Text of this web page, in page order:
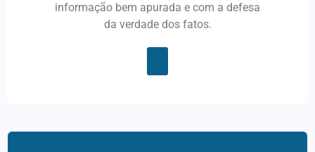
informação bem apurada e com a defesa
da verdade dos fatos.